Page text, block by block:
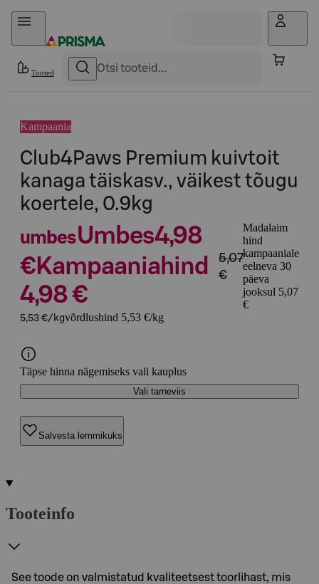
Otse sisu juurde
Tooted
Kampaania
Club4Paws Premium kuivtoit
kanaga täiskasv., väikest tõugu
koertele, 0.9kg
umbesUmbes4,98
€Kampaaniahind
4,98 €
5,07
€
Madalaim
hind
kampaaniale
eelneva 30
päeva
jooksul 5,07
€
5,53 €/kgvõrdlushind 5,53 €/kg
Täpse hinna nägemiseks vali kauplus
Vali tarneviis
Salvesta lemmikuks
Tooteinfo
See toode on valmistatud kvaliteetsest toorlihast, mis